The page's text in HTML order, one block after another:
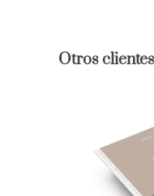
Otros